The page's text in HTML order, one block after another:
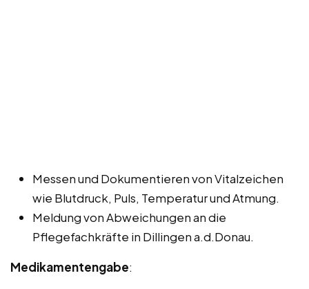
Messen und Dokumentieren von Vitalzeichen
wie Blutdruck, Puls, Temperatur und Atmung.
Meldung von Abweichungen an die
Pflegefachkräfte in Dillingen a.d.Donau.
Medikamentengabe: